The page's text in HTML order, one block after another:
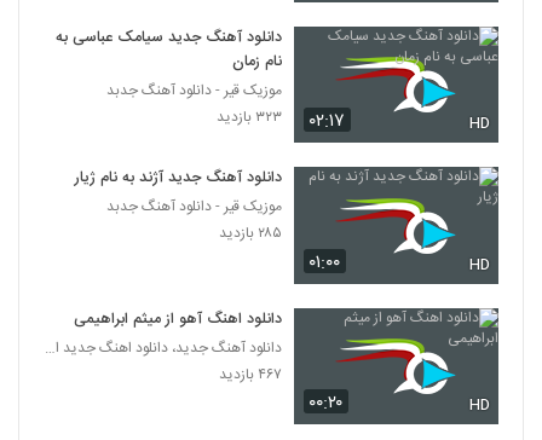
3662
آهنگ غرور از الون(پاپ)
Amir Rashidan Divonehtar
۲۷۳ بازدید
Amin Dadashi Behesht
3665
آهنگ رویا از مسعود مالمیر(پاپ)
دانلود آهنگ دیوونه تو از رایبد
۴۹۲ بازدید
۰۲:۱۷ HD
دانلود آهنگ جدید سیامک عباسی به
نام زمان
موزیک قیر - دانلود آهنگ جدبد
۳۲۳ بازدید
۰۱:۰۰ HD
دانلود آهنگ جدید آژند به نام ژیار
موزیک قیر - دانلود آهنگ جدبد
۲۸۵ بازدید
۰۰:۲۰ HD
دانلود اهنگ آهو از میثم ابراهیمی
دانلود آهنگ جدید، دانلود اهنگ جدید ایرانی
۴۶۷ بازدید